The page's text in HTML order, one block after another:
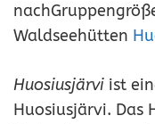
Waldseehütten
Huosiusjärvi ist
Huosiusjärvi. Das